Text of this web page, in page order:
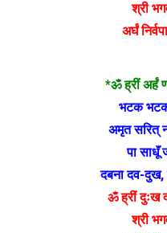
श्री
अर्घं
*ॐ ह्रीं अर्हं
भटक
अमृत सरित्
पा साधूॅं
दबना दव-
ॐ ह्रीं दुःख
श्री